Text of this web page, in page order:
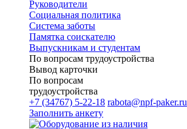
Руководители
Cоциальная политика
Система заботы
Памятка соискателю
Выпускникам и студентам
По вопросам трудоустройства
Вывод карточки
По вопросам
трудоустройства
+7 (34767) 5-22-18 rabota@npf-paker.ru
Заполнить анкету